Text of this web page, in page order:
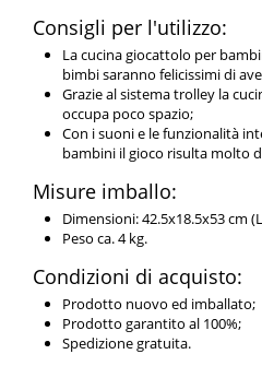
Consigli per l'utilizzo:
La cucina giocattolo per
bimbi saranno felicissimi di
Grazie al sistema trolley la
occupa poco spazio;
Con i suoni e le funzionalità
bambini il gioco risulta molto
Misure imballo:
Dimensioni: 42.5x18.5x53 cm
Peso ca. 4 kg.
Condizioni di acquisto:
Prodotto nuovo ed imballato;
Prodotto garantito al 100%;
Spedizione gratuita.